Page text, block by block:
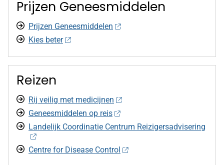
Prijzen Geneesmiddelen
Prijzen Geneesmiddelen
Kies beter
Reizen
Rij veilig met medicijnen
Geneesmiddelen op reis
Landelijk Coordinatie Centrum Reizigersadvisering
Centre for Disease Control